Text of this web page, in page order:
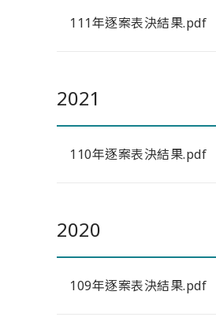
111年逐案表決結果.pdf
2021
110年逐案表決結果.pdf
2020
109年逐案表決結果.pdf